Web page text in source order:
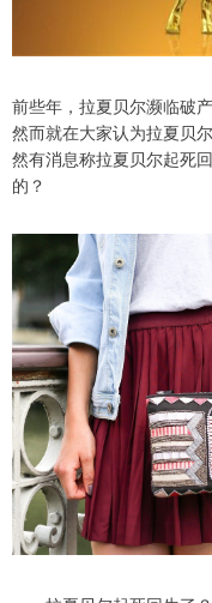
前些年，拉夏贝尔濒临破
然而就在大家认为拉夏贝
然有消息称拉夏贝尔起死
的？